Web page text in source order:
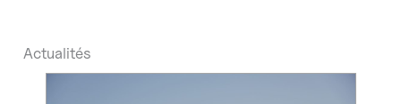
Actualités